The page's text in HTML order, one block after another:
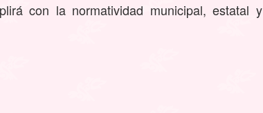
con la normatividad municipal, estatal y